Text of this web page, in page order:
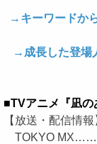
→キーワードか
→成長した登場
■TVアニメ『凪の
【放送・配信情報
TOKYO MX……